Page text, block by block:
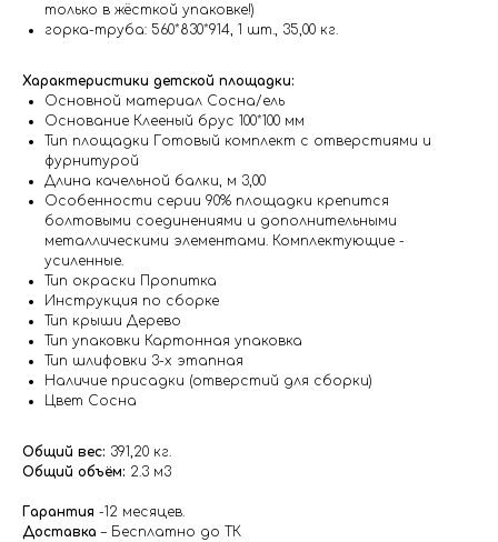
только в жёсткой упаковке!)
горка-труба: 560*830*914, 1 шт., 35,00 кг.
Характеристики детской площадки:
Основной материал Сосна/ель
Основание Клееный брус 100*100 мм
Тип площадки Готовый комплект с отверстиями и
фурнитурой
Длина качельной балки, м 3,00
Особенности серии 90% площадки крепится
болтовыми соединениями и дополнительными
металлическими элементами. Комплектующие -
усиленные.
Тип окраски Пропитка
Инструкция по сборке
Тип крыши Дерево
Тип упаковки Картонная упаковка
Тип шлифовки 3-х этапная
Наличие присадки (отверстий для сборки)
Цвет Сосна
Общий вес: 391,20 кг.
Общий объём: 2.3 м3
Гарантия -12 месяцев.
Доставка – Бесплатно до ТК